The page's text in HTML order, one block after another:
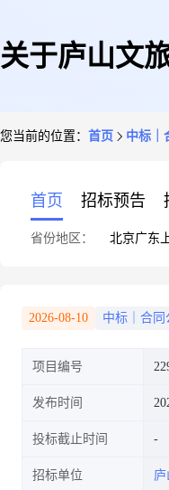
关于庐山文
您当前的位置： 首页 中标｜
首页 招标预告
省份地区： 北京广东
2026-08-10 中标｜合同
项目编号
发布时间
投标截止时间
招标单位